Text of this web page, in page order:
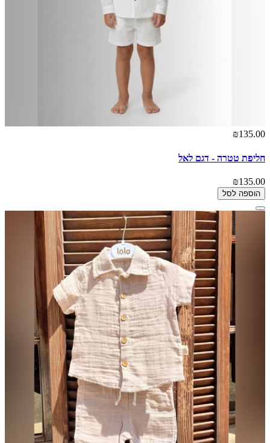
₪135.00
חליפת טטרה - דגם לאל
₪135.00
הוספה לסל